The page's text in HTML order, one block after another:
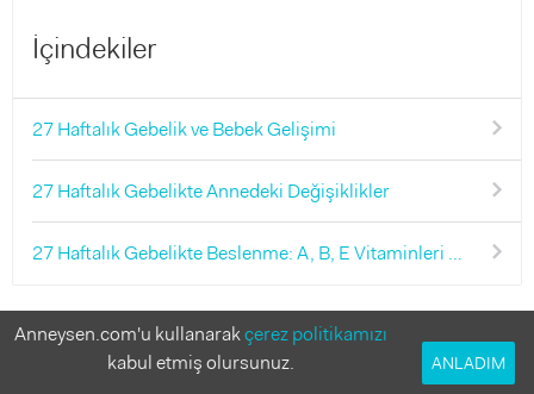
İçindekiler
27 Haftalık Gebelik ve Bebek Gelişimi
27 Haftalık Gebelikte Annedeki Değişiklikler
27 Haftalık Gebelikte Beslenme: A, B, E Vitaminleri Önemli!
Hamileliğin altın çağı yani, 2. trimesteri sona eriyor.
Biraz daha zorlu ve ağır bir döneme doğru ilerliyorsun.
Anneysen.com'u kullanarakçerez politikamızı
kabul etmiş olursunuz.
ANLADIM